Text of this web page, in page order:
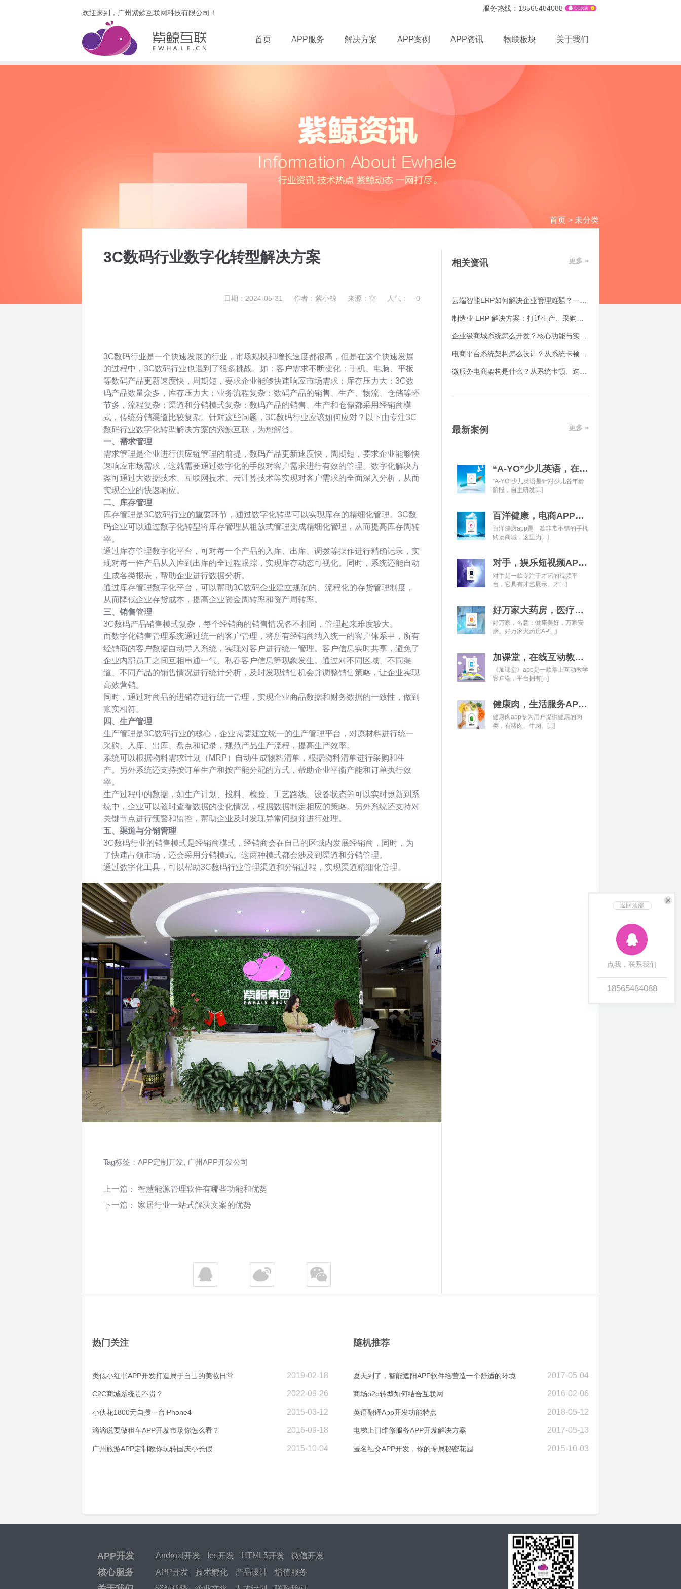
欢迎来到，广州紫鲸互联网科技有限公司！
服务热线：18565484088
首页 APP服务 解决方案 APP案例 APP资讯 物联板块 关于我们
返回顶部
点我，联系我们
18565484088
首页 > 未分类
3C数码行业数字化转型解决方案
日期：2024-05-31 作者：紫小鲸 来源：空 人气： 0
3C数码行业是一个快速发展的行业，市场规模和增长速度都很高，但是在这个快速发展
的过程中，3C数码行业也遇到了很多挑战。如：客户需求不断变化：手机、电脑、平板
等数码产品更新速度快，周期短，要求企业能够快速响应市场需求；库存压力大：3C数
码产品数量众多，库存压力大；业务流程复杂：数码产品的销售、生产、物流、仓储等环
节多，流程复杂；渠道和分销模式复杂：数码产品的销售、生产和仓储都采用经销商模
式，传统分销渠道比较复杂。针对这些问题，3C数码行业应该如何应对？以下由专注3C
数码行业数字化转型解决方案的紫鲸互联，为您解答。
一、需求管理
需求管理是企业进行供应链管理的前提，数码产品更新速度快，周期短，要求企业能够快
速响应市场需求，这就需要通过数字化的手段对客户需求进行有效的管理。数字化解决方
案可通过大数据技术、互联网技术、云计算技术等实现对客户需求的全面深入分析，从而
实现企业的快速响应。
二、库存管理
库存管理是3C数码行业的重要环节，通过数字化转型可以实现库存的精细化管理。3C数
码企业可以通过数字化转型将库存管理从粗放式管理变成精细化管理，从而提高库存周转
率。
通过库存管理数字化平台，可对每一个产品的入库、出库、调拨等操作进行精确记录，实
现对每一件产品从入库到出库的全过程跟踪，实现库存动态可视化。同时，系统还能自动
生成各类报表，帮助企业进行数据分析。
通过库存管理数字化平台，可以帮助3C数码企业建立规范的、流程化的存货管理制度，
从而降低企业存货成本，提高企业资金周转率和资产周转率。
三、销售管理
3C数码产品销售模式复杂，每个经销商的销售情况各不相同，管理起来难度较大。
而数字化销售管理系统通过统一的客户管理，将所有经销商纳入统一的客户体系中，所有
经销商的客户数据自动导入系统，实现对客户进行统一管理。客户信息实时共享，避免了
企业内部员工之间互相串通一气、私吞客户信息等现象发生。通过对不同区域、不同渠
道、不同产品的销售情况进行统计分析，及时发现销售机会并调整销售策略，让企业实现
高效营销。
同时，通过对商品的进销存进行统一管理，实现企业商品数据和财务数据的一致性，做到
账实相符。
四、生产管理
生产管理是3C数码行业的核心，企业需要建立统一的生产管理平台，对原材料进行统一
采购、入库、出库、盘点和记录，规范产品生产流程，提高生产效率。
系统可以根据物料需求计划（MRP）自动生成物料清单，根据物料清单进行采购和生
产。另外系统还支持按订单生产和按产能分配的方式，帮助企业平衡产能和订单执行效
率。
生产过程中的数据，如生产计划、投料、检验、工艺路线、设备状态等可以实时更新到系
统中，企业可以随时查看数据的变化情况，根据数据制定相应的策略。另外系统还支持对
关键节点进行预警和监控，帮助企业及时发现异常问题并进行处理。
五、渠道与分销管理
3C数码行业的销售模式是经销商模式，经销商会在自己的区域内发展经销商，同时，为
了快速占领市场，还会采用分销模式。这两种模式都会涉及到渠道和分销管理。
通过数字化工具，可以帮助3C数码行业管理渠道和分销过程，实现渠道精细化管理。
Tag标签： APP定制开发, 广州APP开发公司
上一篇： 智慧能源管理软件有哪些功能和优势
下一篇： 家居行业一站式解决文案的优势
相关资讯 更多 »
最新案例 更多 »
“A-YO”少儿英语，在线语言学习平台开发经典案例
“A-YO”少儿英语是针对少儿各年龄
阶段，自主研发[...]
百洋健康，电商APP开发经典案例
百洋健康app是一款非常不错的手机
购物商城，这里为[...]
对手，娱乐短视频APP开发经典案例
对手是一款专注于才艺的视频平
台，它具有才艺展示、才[...]
好万家大药房，医疗健康APP开发经典案例
好万家，名意：健康美好，万家安
康。好万家大药房AP[...]
加课堂，在线互动教育APP经典案例
《加课堂》app是一款掌上互动教学
客户端，平台拥有[...]
健康肉，生活服务APP开发经典案例
健康肉app专为用户提供健康的肉
类，有猪肉、牛肉、[...]
热门关注
2019-02-18
类似小红书APP开发打造属于自己的美妆日常
2022-09-26
C2C商城系统贵不贵？
2015-03-12
小伙花1800元自攒一台iPhone4
2016-09-18
滴滴说要做租车APP开发市场你怎么看？
2015-10-04
广州旅游APP定制教你玩转国庆小长假
随机推荐
2017-05-04
夏天到了，智能遮阳APP软件给营造一个舒适的环境
2016-02-06
商场o2o转型如何结合互联网
2018-05-12
英语翻译App开发功能特点
2017-05-13
电梯上门维修服务APP开发解决方案
2015-10-03
匿名社交APP开发，你的专属秘密花园
APP开发 Android开发 Ios开发 HTML5开发 微信开发
核心服务 APP开发 技术孵化 产品设计 增值服务